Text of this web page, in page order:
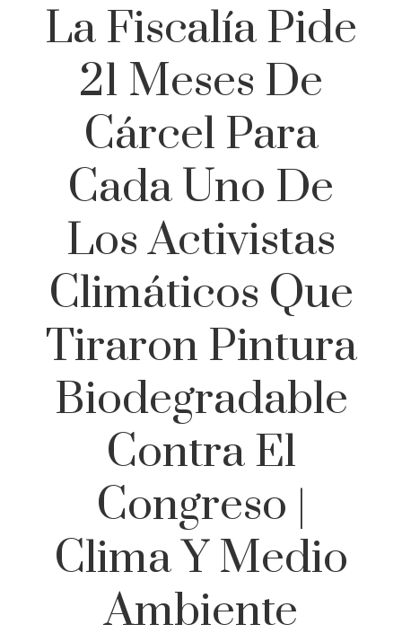
La Fiscalía Pide
21 Meses De
Cárcel Para
Cada Uno De
Los Activistas
Climáticos Que
Tiraron Pintura
Biodegradable
Contra El
Congreso |
Clima Y Medio
Ambiente